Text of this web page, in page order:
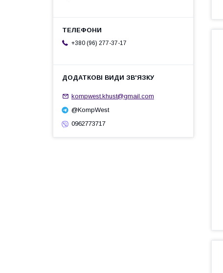
+380 (96) 277-37-17
kompwest.khust@gmail.com
@KompWest
0962773717